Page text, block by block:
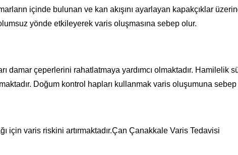
içinde bulunan ve kan akışını ayarlayan kapakçıklar
yönde etkileyerek varis oluşmasına sebep olur.
damar çeperlerini rahatlatmaya yardımcı olmaktadır. Hamilelik
Doğum kontrol hapları kullanmak varis oluşumuna
için varis riskini artırmaktadır.Çan Çanakkale Varis Tedavisi